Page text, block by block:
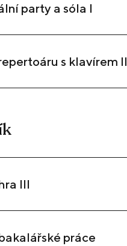
party a sóla I
s klavírem II
III
práce